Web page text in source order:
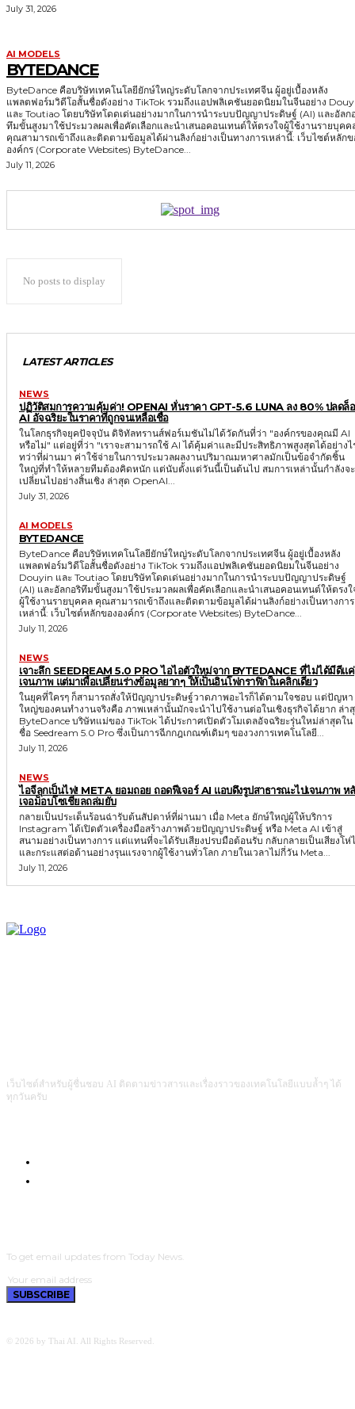
July 31, 2026
AI MODELS
BYTEDANCE
ByteDance คือบริษัทเทคโนโลยียักษ์ใหญ่ระดับโลกจากประเทศจีน ผู้อยู่เบื้องหลัง
แพลตฟอร์มวิดีโอสั้นชื่อดังอย่าง TikTok รวมถึงแอปพลิเคชันยอดนิยมในจีนอย่าง
และ Toutiao โดยบริษัทโดดเด่นอย่างมากในการนำระบบปัญญาประดิษฐ์ (AI) และอัลก
ทึมขั้นสูงมาใช้ประมวลผลเพื่อคัดเลือกและนำเสนอคอนเทนต์ให้ตรงใจผู้ใช้งานรายบุคค
คุณสามารถเข้าถึงและติดตามข้อมูลได้ผ่านลิงก์อย่างเป็นทางการเหล่านี้: เว็บไซต์หลักของ
องค์กร (Corporate Websites) ByteDance...
July 11, 2026
No posts to display
LATEST ARTICLES
NEWS
ปฏิวัติสมการความคุ้มค่า! OPENAI หั่นราคา GPT-5.6 LUNA ลง 80% ปลดล็
AI อัจฉริยะในราคาที่ถูกจนเหลือเชื่อ
ในโลกธุรกิจยุคปัจจุบัน ดิจิทัลทรานส์ฟอร์เมชันไม่ได้วัดกันที่ว่า "องค์กรของคุณมี AI
หรือไม่" แต่อยู่ที่ว่า "เราจะสามารถใช้ AI ได้คุ้มค่าและมีประสิทธิภาพสูงสุดได้อย่างไ
ทว่าที่ผ่านมา ค่าใช้จ่ายในการประมวลผลงานปริมาณมหาศาลมักเป็นข้อจำกัดชิ้น
ใหญ่ที่ทำให้หลายทีมต้องคิดหนัก แต่นับตั้งแต่วันนี้เป็นต้นไป สมการเหล่านั้นกำลังจะ
เปลี่ยนไปอย่างสิ้นเชิง ล่าสุด OpenAI...
July 31, 2026
AI MODELS
BYTEDANCE
ByteDance คือบริษัทเทคโนโลยียักษ์ใหญ่ระดับโลกจากประเทศจีน ผู้อยู่เบื้องหลัง
แพลตฟอร์มวิดีโอสั้นชื่อดังอย่าง TikTok รวมถึงแอปพลิเคชันยอดนิยมในจีนอย่าง
Douyin และ Toutiao โดยบริษัทโดดเด่นอย่างมากในการนำระบบปัญญาประดิษฐ์
(AI) และอัลกอริทึมขั้นสูงมาใช้ประมวลผลเพื่อคัดเลือกและนำเสนอคอนเทนต์ให้ตรงใ
ผู้ใช้งานรายบุคคล คุณสามารถเข้าถึงและติดตามข้อมูลได้ผ่านลิงก์อย่างเป็นทางการ
เหล่านี้: เว็บไซต์หลักขององค์กร (Corporate Websites) ByteDance...
July 11, 2026
NEWS
เจาะลึก SEEDREAM 5.0 PRO ไอไอตัวใหม่จาก BYTEDANCE ที่ไม่ได้มีดีแค่
เจนภาพ แต่มาเพื่อเปลี่ยนร่างข้อมูลยากๆ ให้เป็นอินโฟกราฟิกในคลิกเดียว
ในยุคที่ใครๆ ก็สามารถสั่งให้ปัญญาประดิษฐ์วาดภาพอะไรก็ได้ตามใจชอบ แต่ปัญหา
ใหญ่ของคนทำงานจริงคือ ภาพเหล่านั้นมักจะนำไปใช้งานต่อในเชิงธุรกิจได้ยาก ล่า
ByteDance บริษัทแม่ของ TikTok ได้ประกาศเปิดตัวโมเดลอัจฉริยะรุ่นใหม่ล่าสุดใน
ชื่อ Seedream 5.0 Pro ซึ่งเป็นการฉีกกฎเกณฑ์เดิมๆ ของวงการเทคโนโลยี...
July 11, 2026
NEWS
ไอจีลุกเป็นไฟ! META ยอมถอย ถอดฟีเจอร์ AI แอบดึงรูปสาธารณะไปเจนภาพ ห
เจอม็อบโซเชียลถล่มยับ
กลายเป็นประเด็นร้อนฉ่ารับต้นสัปดาห์ที่ผ่านมา เมื่อ Meta ยักษ์ใหญ่ผู้ให้บริการ
Instagram ได้เปิดตัวเครื่องมือสร้างภาพด้วยปัญญาประดิษฐ์ หรือ Meta AI เข้าสู่
สนามอย่างเป็นทางการ แต่แทนที่จะได้รับเสียงปรบมือต้อนรับ กลับกลายเป็นเสียงโห่
และกระแสต่อต้านอย่างรุนแรงจากผู้ใช้งานทั่วโลก ภายในเวลาไม่กี่วัน Meta...
July 11, 2026
เว็บไซต์สำหรับผู้ชื่นชอบ AI ติดตามข่าวสารและเรื่องราวของเทคโนโลยีแบบล้ำๆ ได้
ทุกวันครับ
To get email updates from Today News.
SUBSCRIBE
© 2026 by Thai AI. All Rights Reserved.